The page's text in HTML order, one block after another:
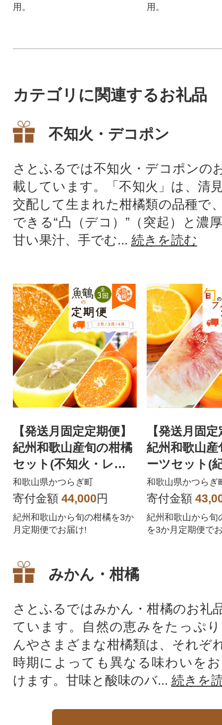
用。
用。
カテゴリに関連するお礼品
不知火・デコポン
さとふるでは不知火・デコポンの
載しています。「不知火」は、清
交配して生まれた柑橘類の品種で
できる“凸（デコ）”（突起）と濃
甘い果汁、手でむ... 続きを読む
【発送月固定定期便】
紀州和歌山産旬の柑橘
セット(不知火・レモ
ン・清見)全3回
和歌山県かつらぎ町
寄付金額 44,000円
紀州和歌山から旬の柑橘を3か
月定期便でお届け!
【発送月固
紀州和歌山
ーツセット(
コ・桃・富有
和歌山県かつらぎ
寄付金額
紀州和歌山から旬
を3か月定期便で
みかん・柑橘
さとふるではみかん・柑橘のお礼
ています。自然の恵みをたっぷ
んやさまざまな柑橘類は、それぞ
時期によっても異なる味わいを
けます。甘味と酸味のバ... 続きを